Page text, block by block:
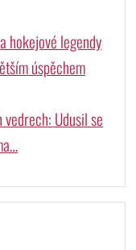
hokejové legendy
úspěchem
Udusil se